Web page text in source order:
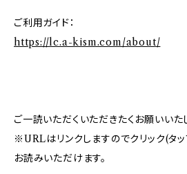
ご利用ガイド：
https://lc.a-kism.com/about/
ご一読いただくいただきたくお願いいた
※URLはリンクしますのでクリック(タ
お読みいただけます。